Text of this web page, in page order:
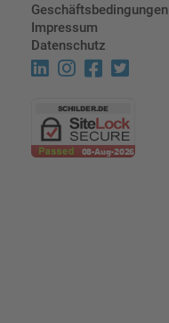
Geschäftsbedingungen
Impressum
Datenschutz